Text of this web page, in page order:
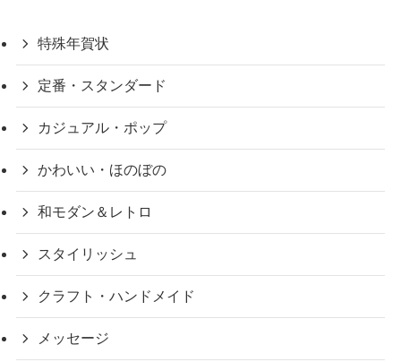
特殊年賀状
定番・スタンダード
カジュアル・ポップ
かわいい・ほのぼの
和モダン＆レトロ
スタイリッシュ
クラフト・ハンドメイド
メッセージ